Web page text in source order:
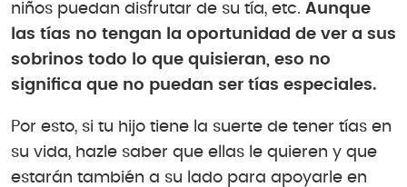
niños puedan disfrutar de su tía, etc. Aunque
las tías no tengan la oportunidad de ver a sus
sobrinos todo lo que quisieran, eso no
significa que no puedan ser tías especiales.
Por esto, si tu hijo tiene la suerte de tener tías en
su vida, hazle saber que ellas le quieren y que
estarán también a su lado para apoyarle en